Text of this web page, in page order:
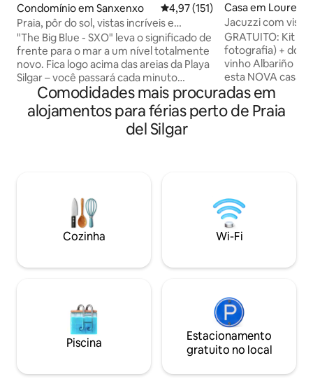
Condomínio em Sanxenxo Classificação média de 4,97 em
4,97 (151)
Praia, pôr do sol, vistas incríveis e
decoração
"The Big Blue - SXO" leva o significado de
frente para o mar a um nível totalmente
novo. Fica logo acima das areias da Playa
Silgar – você passará cada minuto
absorvendo a paisagem. As manhãs
começam com uma xícara de café no
terraço, ouvindo as ondas e observando
a maré chegar, enquanto as noites
animada logo abaixo, não há nada mais
sonhador — é o refúgio à beira-mar por
Casa em Louredo
Jacuzzi com
em Vigo Rural Mos
GRATUITO: Kit
fotografia) +
vinho Albariño +
esta NOVA casa
uma casa de 55
privado só para
totalmente
Galiza. A
distância.
Comodidades mais procuradas em
alojamentos para férias perto de Praia
del Silgar
Cozinha Wi-Fi
Piscina
Estacionamento
gratuito no local